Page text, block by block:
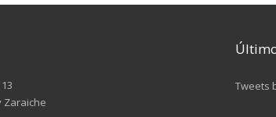
Zaraiche
Tweets